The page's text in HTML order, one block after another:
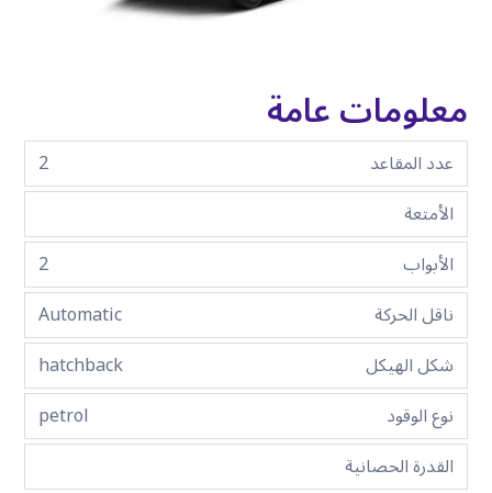
معلومات عامة
عدد المقاعد
2
الأمتعة
الأبواب
2
ناقل الحركة
Automatic
شكل الهيكل
hatchback
نوع الوقود
petrol
القدرة الحصانية